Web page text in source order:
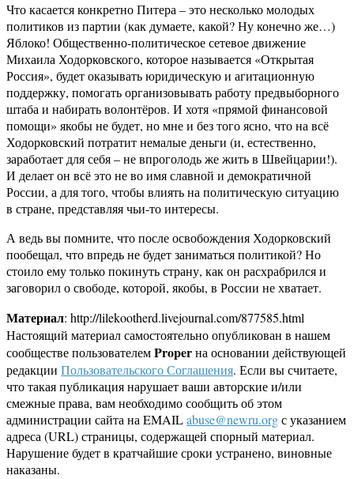
Что касается конкретно Питера – это несколько молодых
политиков из партии (как думаете, какой? Ну конечно же…)
Яблоко! Общественно-политическое сетевое движение
Михаила Ходорковского, которое называется «Открытая
Россия», будет оказывать юридическую и агитационную
поддержку, помогать организовывать работу предвыборного
штаба и набирать волонтёров. И хотя «прямой финансовой
помощи» якобы не будет, но мне и без того ясно, что на всё
Ходорковский потратит немалые деньги (и, естественно,
заработает для себя – не впроголодь же жить в Швейцарии!).
И делает он всё это не во имя славной и демократичной
России, а для того, чтобы влиять на политическую ситуацию
в стране, представляя чьи-то интересы.
А ведь вы помните, что после освобождения Ходорковский
пообещал, что впредь не будет заниматься политикой? Но
стоило ему только покинуть страну, как он расхрабрился и
заговорил о свободе, которой, якобы, в России не хватает.
Материал: http://lilekootherd.livejournal.com/877585.html
Настоящий материал самостоятельно опубликован в нашем
сообществе пользователемProperна основании действующей
редакции Пользовательского Соглашения. Если вы считаете,
что такая публикация нарушает ваши авторские и/или
смежные права, вам необходимо сообщить об этом
администрации сайта на EMAILabuse@newru.orgс указанием
адреса (URL) страницы, содержащей спорный материал.
Нарушение будет в кратчайшие сроки устранено, виновные
наказаны.